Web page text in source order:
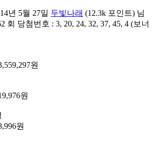
년 5월 27일 두빛나래 (12.3k 포인트) 님
회 당첨번호 : 3, 20, 24, 32, 37, 45, 4 (보너
원
원
원